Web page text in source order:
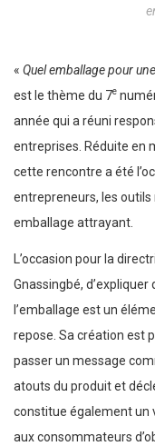
« Quel emballage pour
est le thème du 7e
année qui a réuni
entreprises. Réduite en
cette rencontre a été
entrepreneurs, les
emballage attrayant.
L’occasion pour la
Gnassingbé,
l’emballage est un
repose. Sa création est
passer un message
atouts du produit et
constitue également
aux consommateurs